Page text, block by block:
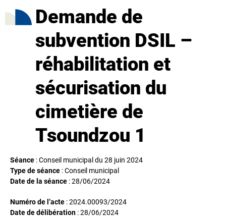
Demande de
subvention DSIL –
réhabilitation et
sécurisation du
cimetière de
Tsoundzou 1
Séance : Conseil municipal du 28 juin 2024
Type de séance : Conseil municipal
Date de la séance :28/06/2024
Numéro de l’acte : 2024.00093/2024
Date de délibération :28/06/2024